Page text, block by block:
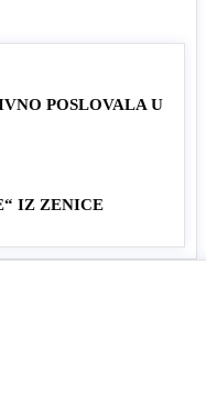
POSLOVALA U
IZ ZENICE